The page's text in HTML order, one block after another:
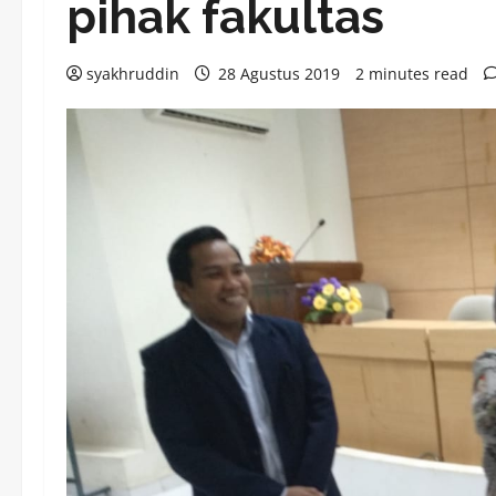
pihak fakultas
syakhruddin 28 Agustus 2019 2 minutes read